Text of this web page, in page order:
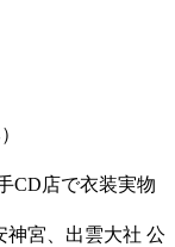
CD店で衣装実物
神宮、出雲大社 公